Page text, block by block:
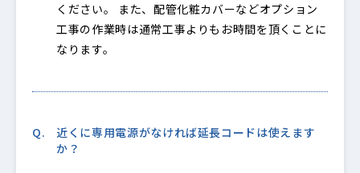
ください。 また、配管化粧カバーなどオプション
工事の作業時は通常工事よりもお時間を頂くことに
なります。
近くに専用電源がなければ延長コードは使えます
か？